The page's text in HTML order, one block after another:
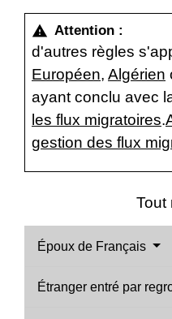
warning Attention :
d'autres règles
Européen, Algérien
ayant conclu avec
les flux migratoires.
gestion des flux
Tout
Époux de Français
Étranger entré par